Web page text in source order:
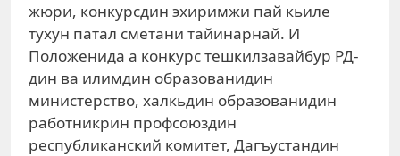
жюри, конкурсдин эхиримжи пай кьиле
тухун патал сметани тайинарнай. И
Положенида а конкурс тешкилзавайбур РД-
дин ва илимдин образованидин
министерство, халкьдин образованидин
работникрин профсоюздин
республиканский комитет, Дагъустандин